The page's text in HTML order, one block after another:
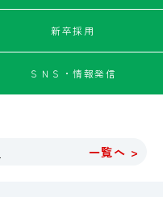
新卒採用
ＳＮＳ・情報発信
一覧へ >